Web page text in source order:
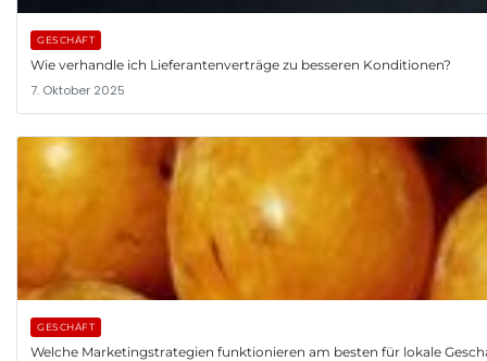
GESCHÄFT
Wie verhandle ich Lieferantenverträge zu besseren Konditionen?
7. Oktober 2025
GESCHÄFT
Welche Marketingstrategien funktionieren am besten für lokale